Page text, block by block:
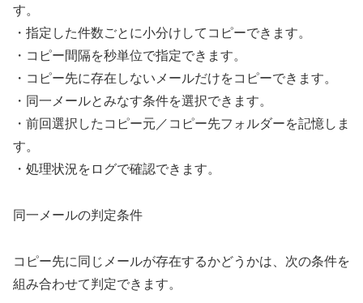
す。
・指定した件数ごとに小分けしてコピーできます。
・コピー間隔を秒単位で指定できます。
・コピー先に存在しないメールだけをコピーできます。
・同一メールとみなす条件を選択できます。
・前回選択したコピー元／コピー先フォルダーを記憶しま
す。
・処理状況をログで確認できます。
同一メールの判定条件
コピー先に同じメールが存在するかどうかは、次の条件を
組み合わせて判定できます。